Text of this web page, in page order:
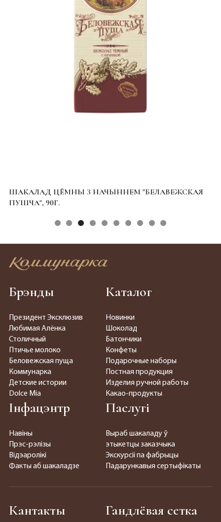
ШАКАЛАД ЦЁМНЫ З НАЧЫННЕМ "БЕЛАВЕЖСКАЯ
ПУШЧА", 90Г.
Брэнды
Президент Эксклюзив
Любимая Алёнка
Столичный
Птичье молоко
Беловежская пуща
Коммунарка
Детские истории
Dolce Mia
Каталог
Новинки
Шоколад
Батончики
Конфеты
Подарочные наборы
Постная продукция
Изделия ручной работы
Какао-продукты
Інфацэнтр
Навіны
Прэс-рэлізы
Відэаролікі
Факты аб шакаладзе
Паслугі
Выраб шакаладу ў
этыкетцы заказчыка
Экскурсіі па фабрыцы
Падарункавыя сертыфікаты
Кантакты Гандлёвая сетка